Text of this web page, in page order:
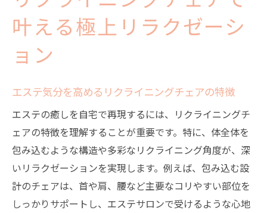
は
マッサージチェアは体にいい？効果的な使
マッサージチェアの健康リスクを減らすコ
エステチェアを適切に使うための時間管理
長時間利用時の注意点と安全対策
安心して使うためのエステ向け椅子選びガイド
エステ用マッサージチェアの安全性を見極
める
叶える極上リラクゼーシ
ョン
エステ気分を高めるリクライニングチェアの特徴
エステの癒しを自宅で再現するには、リクライニングチ
ェアの特徴を理解することが重要です。特に、体全体を
包み込むような構造や多彩なリクライニング角度が、深
いリラクゼーションを実現します。例えば、包み込む設
計のチェアは、首や肩、腰など主要なコリやすい部位を
しっかりサポートし、エステサロンで受けるような心地